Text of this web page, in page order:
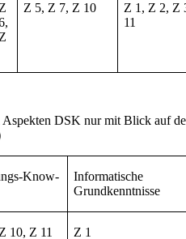
Z 5, Z 7, Z 10
Z 1, Z 2, Z
11
DSK nur mit Blick auf
Know-
Informatische
Grundkenntnisse
10, Z 11 Z 1